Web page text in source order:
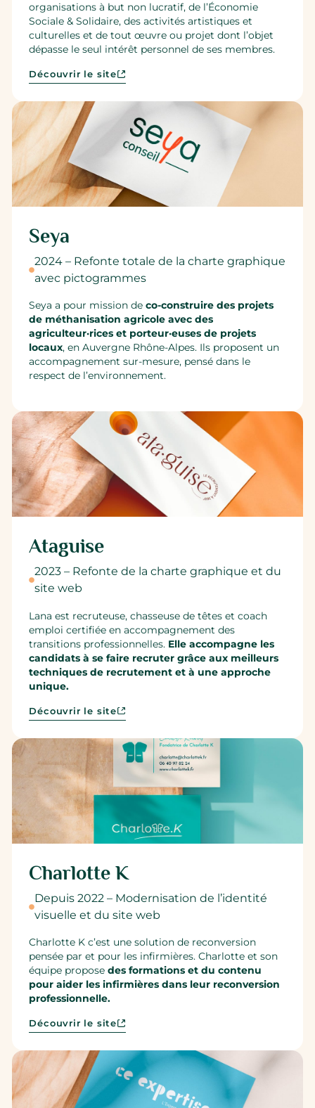
organisations à but non lucratif, de l’Économie
Sociale & Solidaire, des activités artistiques et
culturelles et de tout œuvre ou projet dont l’objet
dépasse le seul intérêt personnel de ses membres.
Découvrir le site
Seya
2024 – Refonte totale de la charte graphique
avec pictogrammes
Seya a pour mission deco-construire des projets
de méthanisation agricole avec des
agriculteur·rices et porteur·euses de projets
locaux, en Auvergne Rhône-Alpes. Ils proposent un
accompagnement sur-mesure, pensé dans le
respect de l’environnement.
Ataguise
2023 – Refonte de la charte graphique et du
site web
Lana est recruteuse, chasseuse de têtes et coach
emploi certifiée en accompagnement des
transitions professionnelles. Elle accompagne les
candidats à se faire recruter grâce aux meilleurs
techniques de recrutement et à une approche
unique.
Découvrir le site
Charlotte K
Depuis 2022 – Modernisation de l’identité
visuelle et du site web
Charlotte K c’est une solution de reconversion
pensée par et pour les infirmières. Charlotte et son
équipe proposedes formations et du contenu
pour aider les infirmières dans leur reconversion
professionnelle.
Découvrir le site